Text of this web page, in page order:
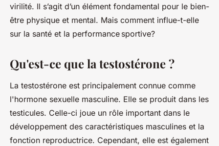
virilité. Il s’agit d’un élément fondamental pour le bien-
être physique et mental. Mais comment influe-t-elle
sur la santé et la performance sportive?
Qu'est-ce que la testostérone ?
La testostérone est principalement connue comme
l'hormone sexuelle masculine. Elle se produit dans les
testicules. Celle-ci joue un rôle important dans le
développement des caractéristiques masculines et la
fonction reproductrice. Cependant, elle est également